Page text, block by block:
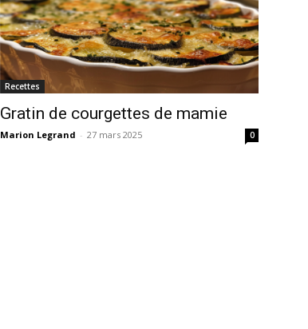
Recettes
Gratin de courgettes de mamie
Marion Legrand - 27 mars 2025 0